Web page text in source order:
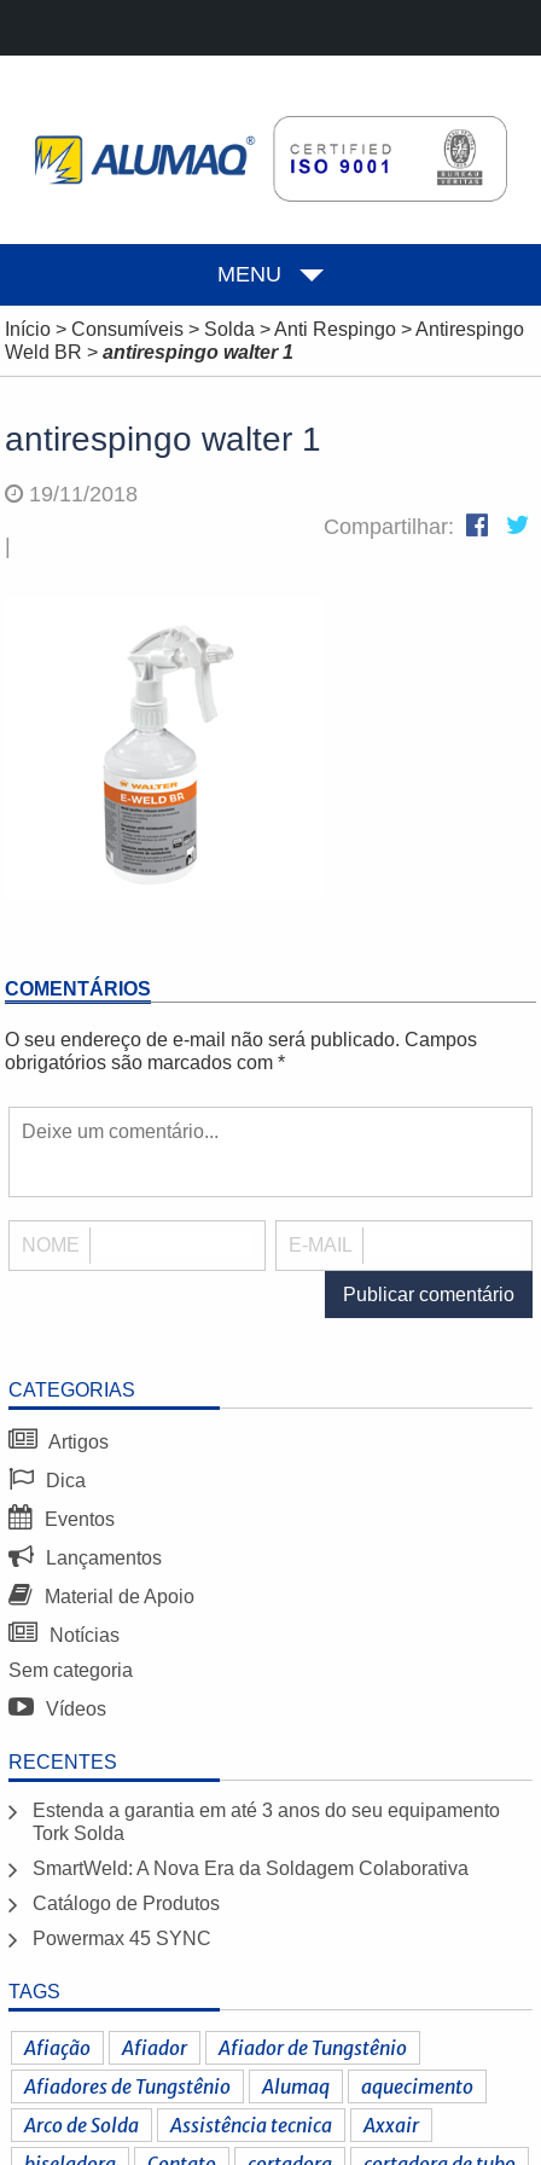
MENU
Início> Consumíveis> Solda >Anti Respingo>Antirespingo
Weld BR > antirespingo walter 1
CATEGORIAS
Artigos
Dica
Eventos
Lançamentos
Material de Apoio
Notícias
Sem categoria
Vídeos
RECENTES
Estenda a garantia em até 3 anos do seu equipamento
Tork Solda
SmartWeld: A Nova Era da Soldagem Colaborativa
Catálogo de Produtos
Powermax 45 SYNC
TAGS
Afiação Afiador
Afiador de Tungstênio
Afiadores de Tungstênio
Alumaq
aquecimento
Arco de Solda
Assistência tecnica
Axxair
antirespingo walter 1
19/11/2018
|
Compartilhar:
COMENTÁRIOS
O seu endereço de e-mail não será publicado. Campos
obrigatórios são marcados com *
NOME E-MAIL